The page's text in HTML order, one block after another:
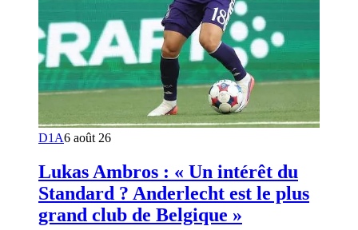
D1A6 août 26
Lukas Ambros : « Un intérêt du
Standard ? Anderlecht est le plus
grand club de Belgique »